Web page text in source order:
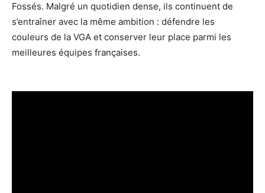
Fossés. Malgré un quotidien dense, ils continuent de
s’entraîner avec la même ambition : défendre les
couleurs de la VGA et conserver leur place parmi les
meilleures équipes françaises.